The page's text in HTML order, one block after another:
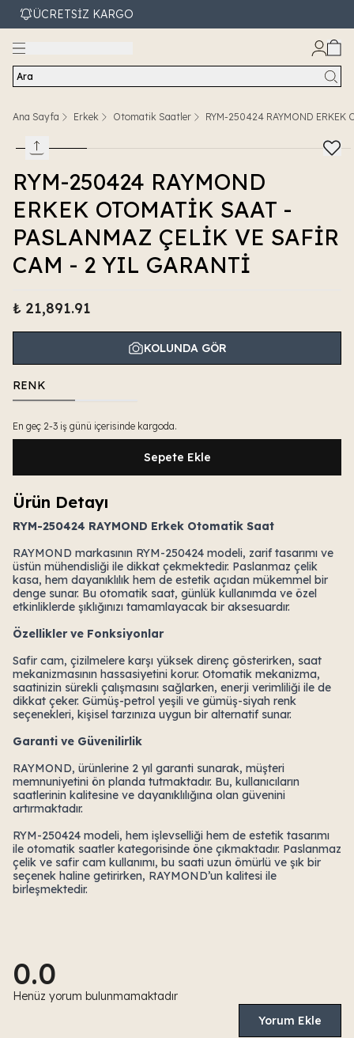
ÜCRETSİZ KARGO
Ara
Ana Sayfa Erkek Otomatik Saatler RYM-250424 RAYMOND ERKEK
RYM-250424 RAYMOND
ERKEK OTOMATİK SAAT -
PASLANMAZ ÇELİK VE SAFİR
CAM - 2 YIL GARANTİ
₺ 21,891.91
KOLUNDA GÖR
RENK
En geç 2-3 iş günü içerisinde kargoda.
Sepete Ekle
Ürün Detayı
RYM-250424 RAYMOND Erkek Otomatik Saat
RAYMOND markasının RYM-250424 modeli, zarif tasarımı ve
üstün mühendisliği ile dikkat çekmektedir. Paslanmaz çelik
kasa, hem dayanıklılık hem de estetik açıdan mükemmel bir
denge sunar. Bu otomatik saat, günlük kullanımda ve özel
etkinliklerde şıklığınızı tamamlayacak bir aksesuardır.
Özellikler ve Fonksiyonlar
Safir cam, çizilmelere karşı yüksek direnç gösterirken, saat
mekanizmasının hassasiyetini korur. Otomatik mekanizma,
saatinizin sürekli çalışmasını sağlarken, enerji verimliliği ile de
dikkat çeker. Gümüş-petrol yeşili ve gümüş-siyah renk
seçenekleri, kişisel tarzınıza uygun bir alternatif sunar.
Garanti ve Güvenilirlik
RAYMOND, ürünlerine 2 yıl garanti sunarak, müşteri
memnuniyetini ön planda tutmaktadır. Bu, kullanıcıların
saatlerinin kalitesine ve dayanıklılığına olan güvenini
artırmaktadır.
RYM-250424 modeli, hem işlevselliği hem de estetik tasarımı
ile otomatik saatler kategorisinde öne çıkmaktadır. Paslanmaz
çelik ve safir cam kullanımı, bu saati uzun ömürlü ve şık bir
seçenek haline getirirken, RAYMOND’un kalitesi ile
birleşmektedir.
0.0
Henüz yorum bulunmamaktadır
Yorum Ekle